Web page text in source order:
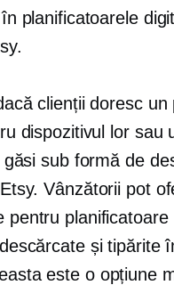
planificatoarele
clienții doresc un
dispozitivul lor sau
sub formă de
Vânzătorii pot
pentru planificatoare
și tipărite
este o opțiune